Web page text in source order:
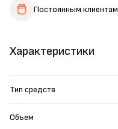
Характеристики
Тип средств
Объем
Постоянным клиентам